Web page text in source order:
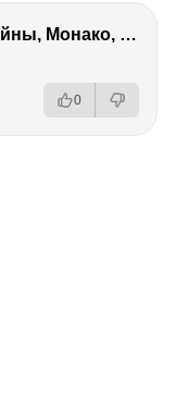
Виктория Боня – Эверест, P.Diddy, Ozempic, мужчины, хейт, 5G, войны, Монако, ДОМ-2, Трамп, Собчак
0